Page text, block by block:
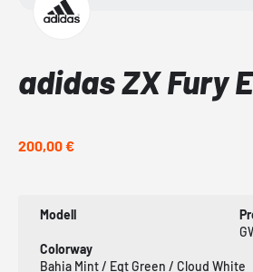
adidas ZX Fury
200,00 €
Modell
Colorway
Bahia Mint / Eqt Green / Cloud White